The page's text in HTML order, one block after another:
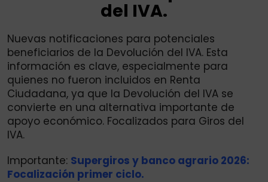
del IVA.
Nuevas notificaciones para potenciales
beneficiarios de la Devolución del IVA. Esta
información es clave, especialmente para
quienes no fueron incluidos en Renta
Ciudadana, ya que la Devolución del IVA se
convierte en una alternativa importante de
apoyo económico. Focalizados para Giros del
IVA.
Importante: Supergiros y banco agrario 2026:
Focalización primer ciclo.